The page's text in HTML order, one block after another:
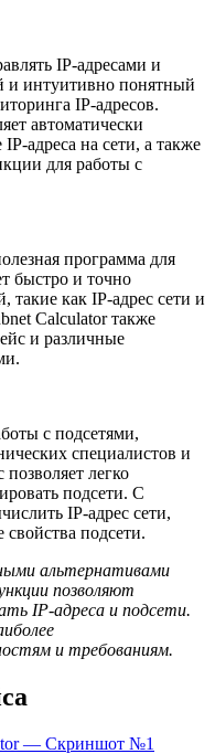
IP-адресами и
и интуитивно понятный
IP-адресов.
автоматически
адреса на сети, а также
для работы с
программа для
быстро и точно
такие как IP-адрес сети и
Calculator также
и различные
с подсетями,
специалистов и
легко
подсети. С
IP-адрес сети,
подсети.
альтернативами
позволяют
IP-адреса и подсети.
и требованиям.